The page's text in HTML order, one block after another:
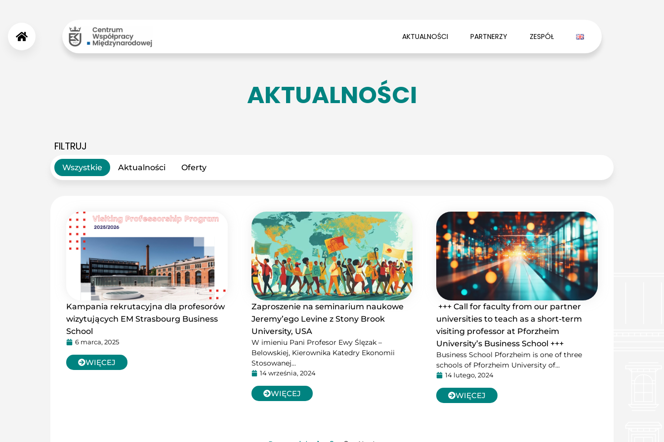
AKTUALNOŚCI PARTNERZY ZESPÓŁ
AKTUALNOŚCI
FILTRUJ
Aktualności Oferty
Wszystkie
Kampania rekrutacyjna dla profesorów
wizytujących EM Strasbourg Business
School
6 marca, 2025
WIĘCEJ
Zaproszenie na seminarium naukowe
Jeremy’ego Levine z Stony Brook
University, USA
W imieniu Pani Profesor Ewy Ślęzak –
Belowskiej, Kierownika Katedry Ekonomii
Stosowanej...
14 września, 2024
WIĘCEJ
+++ Call for faculty from our partner
universities to teach as a short-term
visiting professor at Pforzheim
University’s Business School +++
Business School Pforzheim is one of three
schools of Pforzheim University of...
14 lutego, 2024
WIĘCEJ